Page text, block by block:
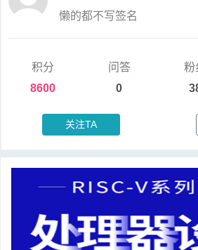
懒的都不写签名
积分
8600
问答
0
粉
关注TA